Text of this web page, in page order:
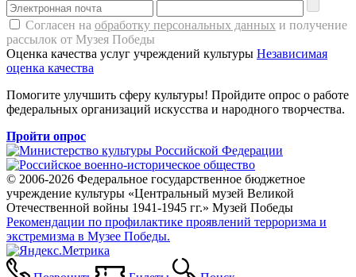
Согласен на обработку персональных данных и получение
рассылок от Музея Победы
Оценка качества услуг учреждений культуры Независимая
оценка качества
Помогите улучшить сферу культуры! Пройдите опрос о работе
федеральных организаций искусства и народного творчества.
Пройти опрос
© 2006-2026 Федеральное государственное бюджетное
учреждение культуры «Центральный музей Великой
Отечественной войны 1941-1945 гг.» Музей Победы
Рекомендации по профилактике проявлений терроризма и
экстремизма в Музее Победы.